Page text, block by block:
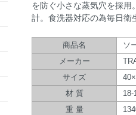
を防ぐ小さな蒸気穴を採用
計。食洗器対応の為毎日衛
商品名
ソ
メーカー
サイズ
材 質
18-
重 量